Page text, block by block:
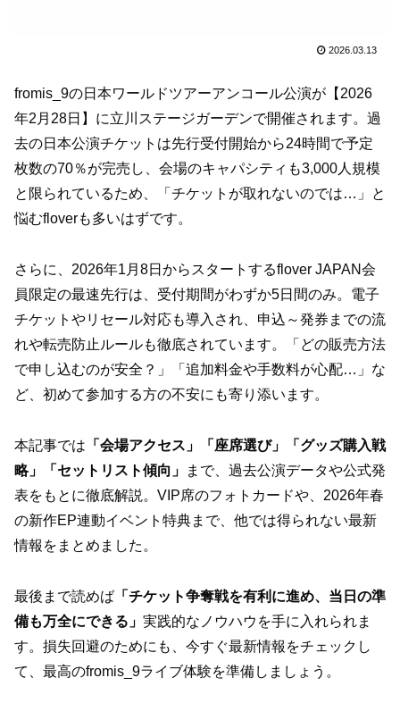
2026.03.13
fromis_9の日本ワールドツアーアンコール公演が【2026
年2月28日】に立川ステージガーデンで開催されます。過
去の日本公演チケットは先行受付開始から24時間で予定
枚数の70％が完売し、会場のキャパシティも3,000人規模
と限られているため、「チケットが取れないのでは…」と
悩むfloverも多いはずです。
さらに、2026年1月8日からスタートするflover JAPAN会
員限定の最速先行は、受付期間がわずか5日間のみ。電子
チケットやリセール対応も導入され、申込～発券までの流
れや転売防止ルールも徹底されています。「どの販売方法
で申し込むのが安全？」「追加料金や手数料が心配…」な
ど、初めて参加する方の不安にも寄り添います。
本記事では 「会場アクセス」「座席選び」「グッズ購入戦
略」「セットリスト傾向」
まで、過去公演データや公式発
表をもとに徹底解説。VIP席のフォトカードや、2026年春
の新作EP連動イベント特典まで、他では得られない最新
情報をまとめました。
最後まで読めば 「チケット争奪戦を有利に進め、当日の準
備も万全にできる」 実践的なノウハウを手に入れられま
す。損失回避のためにも、今すぐ最新情報をチェックし
て、最高のfromis_9ライブ体験を準備しましょう。